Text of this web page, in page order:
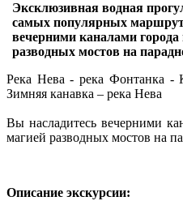
Эксклюзивная водная
самых популярных
вечерними каналами
разводных мостов на
Река Нева - река Фонтанка -
Зимняя канавка – река Нева
Вы насладитесь вечерними
магией разводных мостов на
Описание экскурсии: